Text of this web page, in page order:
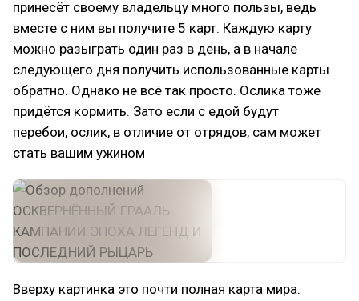
принесёт своему владельцу много пользы, ведь
вместе с ним вы получите 5 карт. Каждую карту
можно разыграть один раз в день, а в начале
следующего дня получить использованные карты
обратно. Однако не всё так просто. Ослика тоже
придётся кормить. Зато если с едой будут
перебои, ослик, в отличие от отрядов, сам может
стать вашим ужином
Вверху картинка это почти полная карта мира.